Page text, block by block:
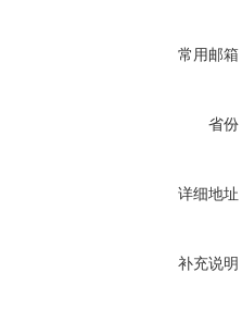
常用邮箱
省份
详细地址
补充说明